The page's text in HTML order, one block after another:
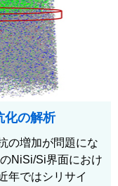
化の解析
の増加が問題にな
NiSi/Si界面におけ
年ではシリサイ